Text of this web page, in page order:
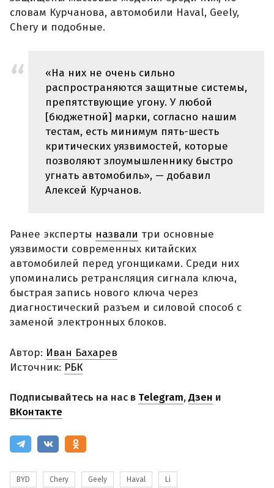
словам Курчанова, автомобили Haval, Geely,
Chery и подобные.
«На них не очень сильно
распространяются защитные системы,
препятствующие угону. У любой
[бюджетной] марки, согласно нашим
тестам, есть минимум пять-шесть
критических уязвимостей, которые
позволяют злоумышленнику быстро
угнать автомобиль», — добавил
Алексей Курчанов.
Ранее эксперты назвали три основные
уязвимости современных китайских
автомобилей перед угонщиками. Среди них
упоминались ретрансляция сигнала ключа,
быстрая запись нового ключа через
диагностический разъем и силовой способ с
заменой электронных блоков.
Автор: Иван Бахарев
Источник: РБК
Подписывайтесь на нас в Telegram,Дзен и
ВКонтакте
BYD Chery Geely Haval Li